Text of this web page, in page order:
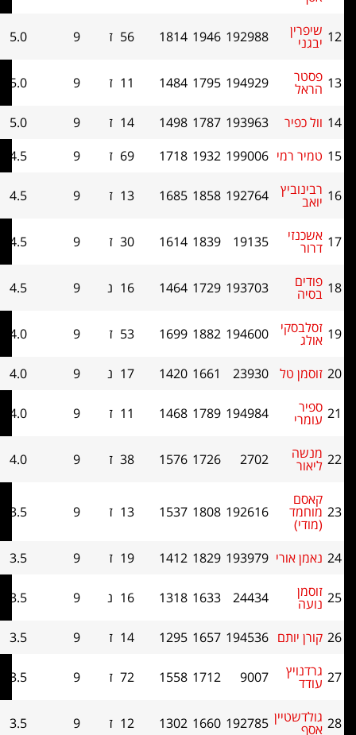
192988
1946
1814
56 ז 9
5.0
194929
1795
1484
11 ז 9
5.0
193963
1787
1498
14 ז 9
5.0
רמי 199006
1932
1718
69 ז 9
4.5
192764
1858
1685
13 ז 9
4.5
19135
1839
1614
30 ז 9
4.5
193703
1729
1464
16 נ 9
4.5
194600
1882
1699
53 ז 9
4.0
טל 23930
1661
1420
17 נ 9
4.0
194984
1789
1468
11 ז 9
4.0
2702
1726
1576
38 ז 9
4.0
192616
1808
1537
13 ז 9
3.5
אורי 193979
1829
1412
19 ז 9
3.5
24434
1633
1318
16 נ 9
3.5
יותם 194536
1657
1295
14 ז 9
3.5
9007
1712
1558
72 ז 9
3.5
192785
1660
1302
12 ז 9
3.5